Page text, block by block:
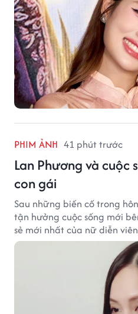
PHIM ẢNH 41 phút trước
Lan Phương và cuộc
con gái
Sau những biến cố trong
tận hưởng cuộc sống mới
sẻ mới nhất của nữ diễn
hạnh phúc hiện tại đến từ